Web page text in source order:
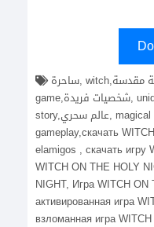
game,شخصيات فريدة, unique characters,قصة غامضة, mysterious
story,عالم سحري, magical world,أسلوب لعب مبتكر, innovative
gameplay,скачать
elamigos , скачать игру
WITCH ON THE HOLY
NIGHT, Игра WITCH
активированная игра
взломанная игра